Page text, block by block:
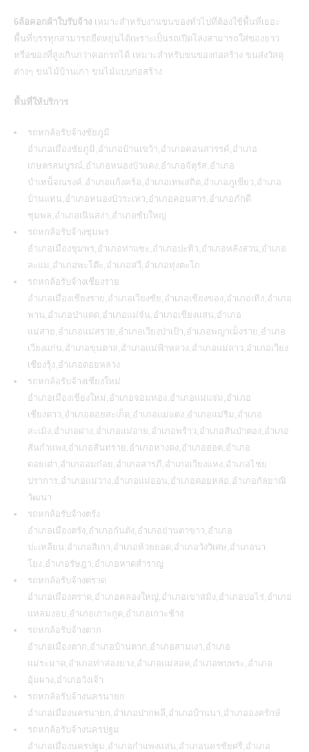
6ล้อคอกผ้าใบรับจ้าง เหมาะสำหรับงานขนของทั่วไปที่ต้องใช้พื้นที่เยอะ
พื้นที่บรรทุกสามารถยืดหยุ่นได้เพราะเป็นรถเปิดโล่งสามารถใส่ของยาว
หรือของที่สูงเกินกว่าคอกรถได้ เหมาะสำหรับขนของก่อสร้าง ขนส่งวัสดุ
ต่างๆ ขนไม้บ้านเก่า ขนไม้แบบก่อสร้าง
พื้นที่ให้บริการ
รถหกล้อรับจ้างชัยภูมิ
อำเภอเมืองชัยภูมิ,อำเภอบ้านเขว้า,อำเภอคอนสวรรค์,อำเภอ
เกษตรสมบูรณ์,อำเภอหนองบัวแดง,อำเภอจัตุรัส,อำเภอ
บำเหน็จณรงค์,อำเภอแก้งคร้อ,อำเภอเทพสถิต,อำเภอภูเขียว,อำเภอ
บ้านแท่น,อำเภอหนองบัวระเหว,อำเภอคอนสาร,อำเภอภักดี
ชุมพล,อำเภอเนินสง่า,อำเภอซับใหญ่
รถหกล้อรับจ้างชุมพร
อำเภอเมืองชุมพร,อำเภอท่าแซะ,อำเภอปะทิว,อำเภอหลังสวน,อำเภอ
ละแม,อำเภอพะโต๊ะ,อำเภอสวี,อำเภอทุ่งตะโก
รถหกล้อรับจ้างเชียงราย
อำเภอเมืองเชียงราย,อำเภอเวียงชัย,อำเภอเชียงของ,อำเภอเทิง,อำเภอ
พาน,อำเภอป่าแดด,อำเภอแม่จัน,อำเภอเชียงแสน,อำเภอ
แม่สาย,อำเภอแม่สรวย,อำเภอเวียงป่าเป้า,อำเภอพญาเม็งราย,อำเภอ
เวียงแก่น,อำเภอขุนตาล,อำเภอแม่ฟ้าหลวง,อำเภอแม่ลาว,อำเภอเวียง
เชียงรุ้ง,อำเภอดอยหลวง
รถหกล้อรับจ้างเชียงใหม่
อำเภอเมืองเชียงใหม่,อำเภอจอมทอง,อำเภอแม่แจ่ม,อำเภอ
เชียงดาว,อำเภอดอยสะเก็ด,อำเภอแม่แตง,อำเภอแม่ริม,อำเภอ
สะเมิง,อำเภอฝาง,อำเภอแม่อาย,อำเภอพร้าว,อำเภอสันป่าตอง,อำเภอ
สันกำแพง,อำเภอสันทราย,อำเภอหางดง,อำเภอฮอด,อำเภอ
ดอยเต่า,อำเภออมก๋อย,อำเภอสารภี,อำเภอเวียงแหง,อำเภอไชย
ปราการ,อำเภอแม่วาง,อำเภอแม่ออน,อำเภอดอยหล่อ,อำเภอกัลยาณิ
วัฒนา
รถหกล้อรับจ้างตรัง
อำเภอเมืองตรัง,อำเภอกันตัง,อำเภอย่านตาขาว,อำเภอ
ปะเหลียน,อำเภอสิเกา,อำเภอห้วยยอด,อำเภอวังวิเศษ,อำเภอนา
โยง,อำเภอรัษฎา,อำเภอหาดสำราญ
รถหกล้อรับจ้างตราด
อำเภอเมืองตราด,อำเภอคลองใหญ่,อำเภอเขาสมิง,อำเภอบ่อไร่,อำเภอ
แหลมงอบ,อำเภอเกาะกูด,อำเภอเกาะช้าง
รถหกล้อรับจ้างตาก
อำเภอเมืองตาก,อำเภอบ้านตาก,อำเภอสามเงา,อำเภอ
แม่ระมาด,อำเภอท่าสองยาง,อำเภอแม่สอด,อำเภอพบพระ,อำเภอ
อุ้มผาง,อำเภอวังเจ้า
รถหกล้อรับจ้างนครนายก
อำเภอเมืองนครนายก,อำเภอปากพลี,อำเภอบ้านนา,อำเภอองครักษ์
รถหกล้อรับจ้างนครปฐม
อำเภอเมืองนครปฐม,อำเภอกำแพงแสน,อำเภอนครชัยศรี,อำเภอ